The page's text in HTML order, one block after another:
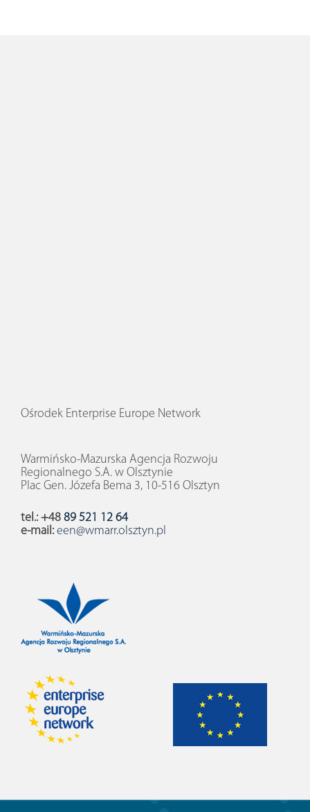
Ośrodek Enterprise Europe Network
Warmińsko-Mazurska Agencja Rozwoju
Regionalnego S.A. w Olsztynie
Plac Gen. Józefa Bema 3, 10-516 Olsztyn
tel.: +48 89 521 12 64
e-mail: een@wmarr.olsztyn.pl